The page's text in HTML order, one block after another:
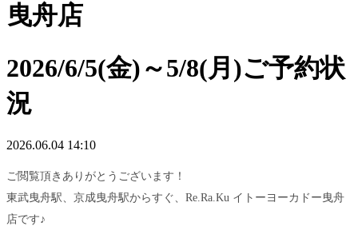
曳舟店
2026/6/5(金)～5/8(月)ご予約状
況
2026.06.04 14:10
ご閲覧頂きありがとうございます！
東武曳舟駅、京成曳舟駅からすぐ、Re.Ra.Ku イトーヨーカドー曳舟
店です♪